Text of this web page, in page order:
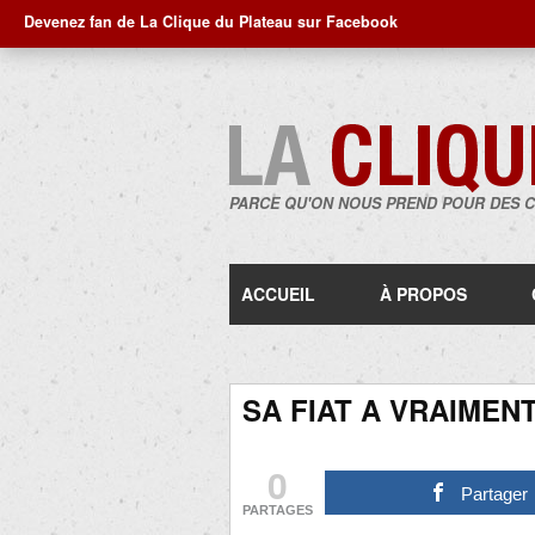
Devenez fan de La Clique du Plateau sur Facebook
PARCE QU'ON NOUS PREND POUR DES
ACCUEIL À PROPOS
SA FIAT A
0
PARTAGES
Partager